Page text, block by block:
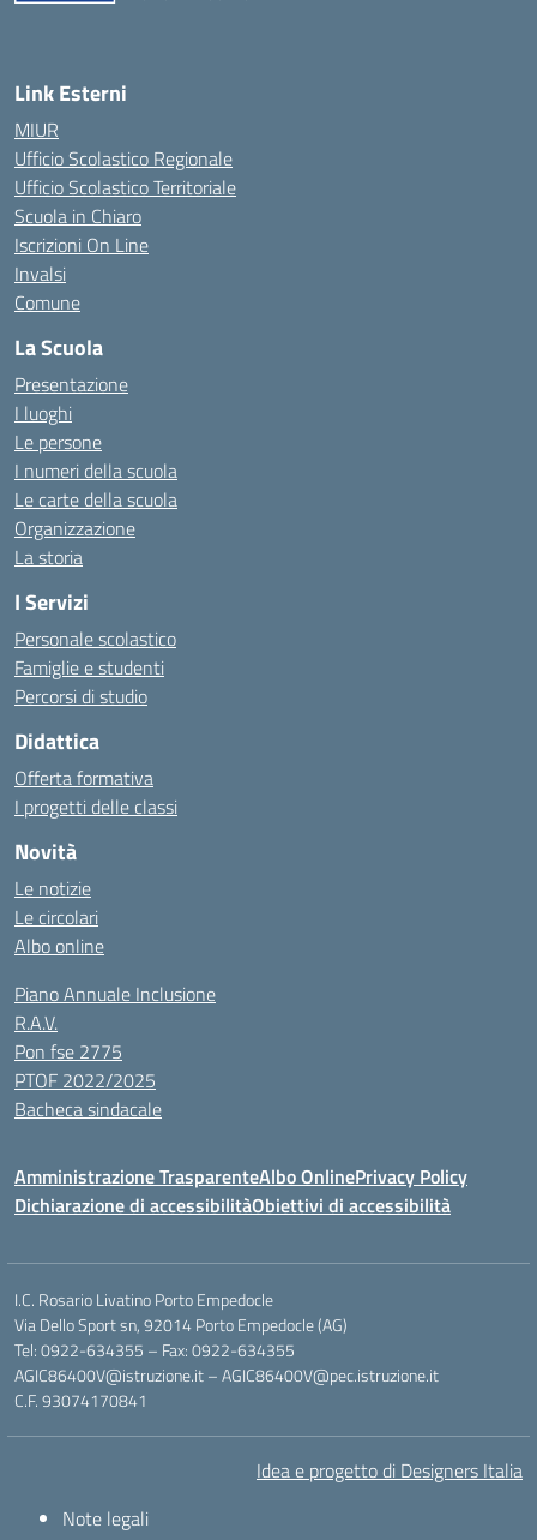
Link Esterni
MIUR
Ufficio Scolastico Regionale
Ufficio Scolastico Territoriale
Scuola in Chiaro
Iscrizioni On Line
Invalsi
Comune
La Scuola
Presentazione
I luoghi
Le persone
I numeri della scuola
Le carte della scuola
Organizzazione
La storia
I Servizi
Personale scolastico
Famiglie e studenti
Percorsi di studio
Didattica
Offerta formativa
I progetti delle classi
Novità
Le notizie
Le circolari
Albo online
Piano Annuale Inclusione
R.A.V.
Pon fse 2775
PTOF 2022/2025
Bacheca sindacale
Amministrazione TrasparenteAlbo OnlinePrivacy Policy
Dichiarazione di accessibilitàObiettivi di accessibilità
I.C. Rosario Livatino Porto Empedocle
Via Dello Sport sn, 92014 Porto Empedocle (AG)
Tel: 0922-634355 – Fax: 0922-634355
AGIC86400V@istruzione.it–AGIC86400V@pec.istruzione.it
C.F. 93074170841
Idea e progetto di Designers Italia
Note legali